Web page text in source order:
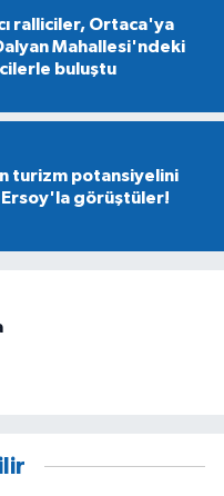
ralliciler, Ortaca'ya
Mahallesi'ndeki
buluştu
turizm potansiyelini
Ersoy'la görüştüler!